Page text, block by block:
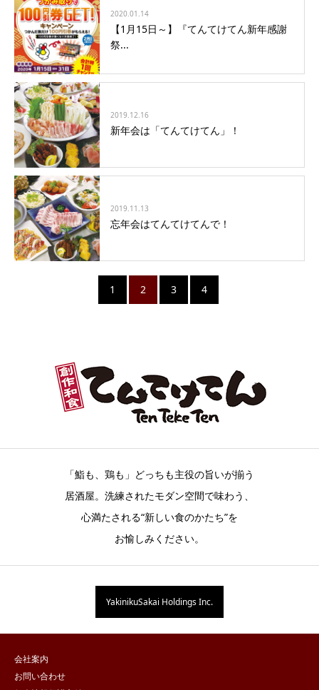
2020.01.14
【1月15日～】『てんてけてん新年感謝
祭...
2019.12.16
新年会は「てんてけてん」！
2019.11.13
忘年会はてんてけてんで！
1 2 3 4
「鮨も、鶏も」どっちも主役の旨いが揃う
居酒屋。洗練されたモダン空間で味わう、
心満たされる“新しい食のかたち”を
お愉しみください。
YakinikuSakai Holdings Inc.
会社案内
お問い合わせ